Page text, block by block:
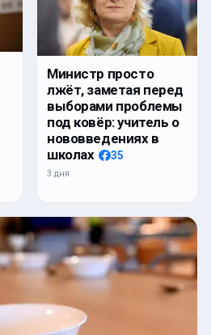
Министр просто
лжёт, заметая перед
выборами проблемы
под ковёр: учитель о
нововведениях в
школах
35
3 дня